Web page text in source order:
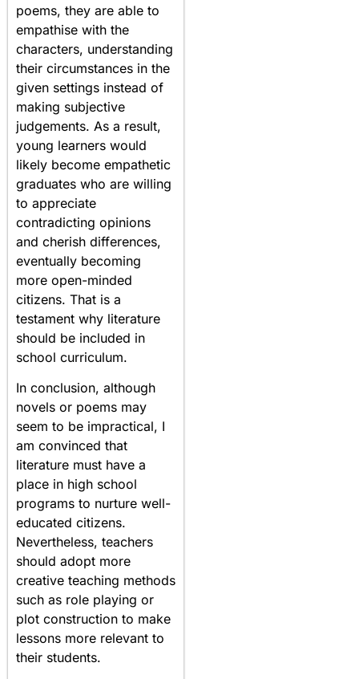
poems, they are able to
empathise with the
characters, understanding
their circumstances in the
given settings instead of
making subjective
judgements. As a result,
young learners would
likely become empathetic
graduates who are willing
to appreciate
contradicting opinions
and cherish differences,
eventually becoming
more open-minded
citizens. That is a
testament why literature
should be included in
school curriculum.
In conclusion, although
novels or poems may
seem to be impractical, I
am convinced that
literature must have a
place in high school
programs to nurture well-
educated citizens.
Nevertheless, teachers
should adopt more
creative teaching methods
such as role playing or
plot construction to make
lessons more relevant to
their students.